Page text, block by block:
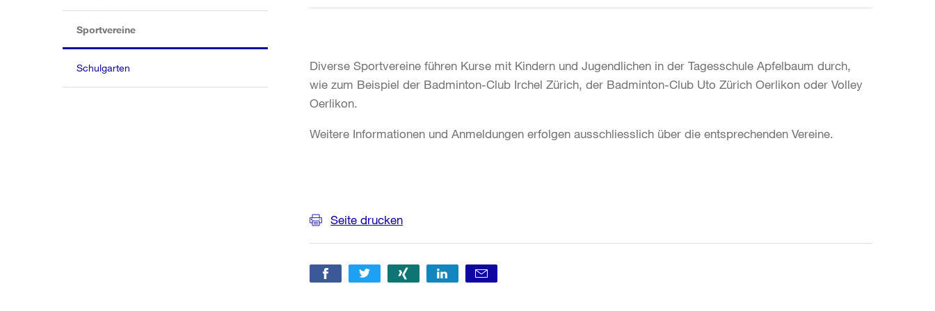
Diverse Sportvereine führen Kurse mit Kindern und Jugendlichen in der Tagesschule Apfelbaum durch,
wie zum Beispiel der Badminton-Club Irchel Zürich, der Badminton-Club Uto Zürich Oerlikon oder Volley
Oerlikon.
Weitere Informationen und Anmeldungen erfolgen ausschliesslich über die entsprechenden Vereine.
Seite drucken
Sportvereine(aktiv)
Schulgarten